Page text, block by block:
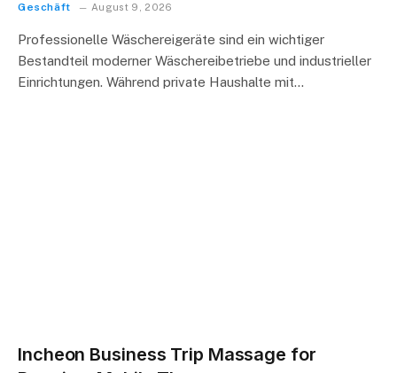
Geschäft August 9, 2026
Professionelle Wäschereigeräte sind ein wichtiger
Bestandteil moderner Wäschereibetriebe und industrieller
Einrichtungen. Während private Haushalte mit…
Incheon Business Trip Massage for